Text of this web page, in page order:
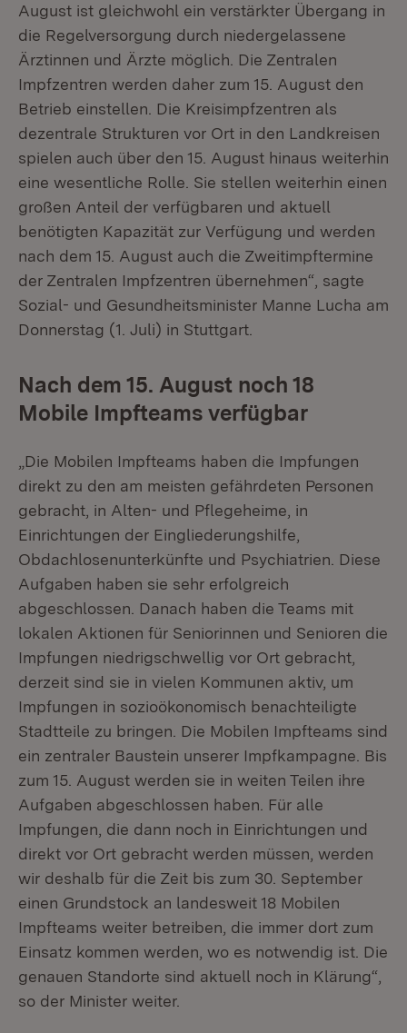
August ist gleichwohl ein verstärkter Übergang in
die Regelversorgung durch niedergelassene
Ärztinnen und Ärzte möglich. Die Zentralen
Impfzentren werden daher zum 15. August den
Betrieb einstellen. Die Kreisimpfzentren als
dezentrale Strukturen vor Ort in den Landkreisen
spielen auch über den 15. August hinaus weiterhin
eine wesentliche Rolle. Sie stellen weiterhin einen
großen Anteil der verfügbaren und aktuell
benötigten Kapazität zur Verfügung und werden
nach dem 15. August auch die Zweitimpftermine
der Zentralen Impfzentren übernehmen“, sagte
Sozial- und Gesundheitsminister Manne Lucha am
Donnerstag (1. Juli) in Stuttgart.
Nach dem 15. August noch 18
Mobile Impfteams verfügbar
„Die Mobilen Impfteams haben die Impfungen
direkt zu den am meisten gefährdeten Personen
gebracht, in Alten- und Pflegeheime, in
Einrichtungen der Eingliederungshilfe,
Obdachlosenunterkünfte und Psychiatrien. Diese
Aufgaben haben sie sehr erfolgreich
abgeschlossen. Danach haben die Teams mit
lokalen Aktionen für Seniorinnen und Senioren die
Impfungen niedrigschwellig vor Ort gebracht,
derzeit sind sie in vielen Kommunen aktiv, um
Impfungen in sozioökonomisch benachteiligte
Stadtteile zu bringen. Die Mobilen Impfteams sind
ein zentraler Baustein unserer Impfkampagne. Bis
zum 15. August werden sie in weiten Teilen ihre
Aufgaben abgeschlossen haben. Für alle
Impfungen, die dann noch in Einrichtungen und
direkt vor Ort gebracht werden müssen, werden
wir deshalb für die Zeit bis zum 30. September
einen Grundstock an landesweit 18 Mobilen
Impfteams weiter betreiben, die immer dort zum
Einsatz kommen werden, wo es notwendig ist. Die
genauen Standorte sind aktuell noch in Klärung“,
so der Minister weiter.